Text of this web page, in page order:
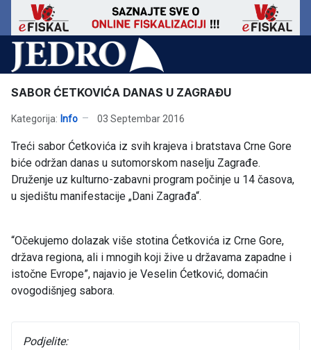
SABOR ĆETKOVIĆA DANAS U ZAGRAĐU
Kategorija: Info 03 Septembar 2016
Treći sabor Ćetkovića iz svih krajeva i bratstava Crne Gore
biće održan danas u sutomorskom naselju Zagrađe.
Druženje uz kulturno-zabavni program počinje u 14 časova,
u sjedištu manifestacije „Dani Zagrađa“.
“Očekujemo dolazak više stotina Ćetkovića iz Crne Gore,
država regiona, ali i mnogih koji žive u državama zapadne i
istočne Evrope”, najavio je Veselin Ćetković, domaćin
ovogodišnjeg sabora.
Podjelite: